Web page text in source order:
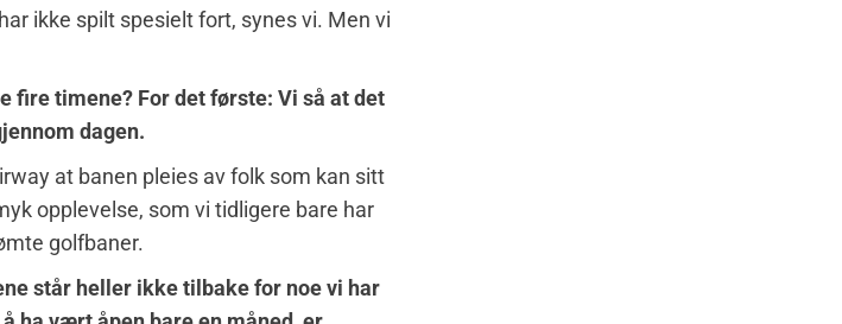
ikke spilt spesielt fort, synes vi. Men vi
fire timene? For det første: Vi så at det
dagen.
at banen pleies av folk som kan sitt
opplevelse, som vi tidligere bare har
golfbaner.
står heller ikke tilbake for noe vi har